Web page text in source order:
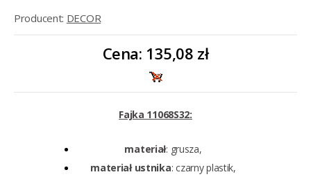
Producent: DECOR
Cena: 135,08 zł
Fajka 11068S32:
materiał: grusza,
materiał ustnika: czarny plastik,